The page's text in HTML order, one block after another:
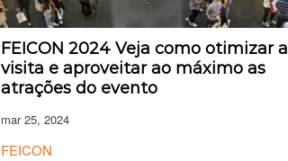
FEICON 2024 Veja como otimizar a
visita e aproveitar ao máximo as
atrações do evento
mar 25, 2024
FEICON